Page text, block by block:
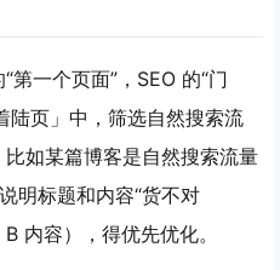
第一个页面”，SEO 的“门
陆页」中，筛选自然搜索流
如某篇博客是自然搜索流量
明标题和内容“货不对
内容），得优先优化。